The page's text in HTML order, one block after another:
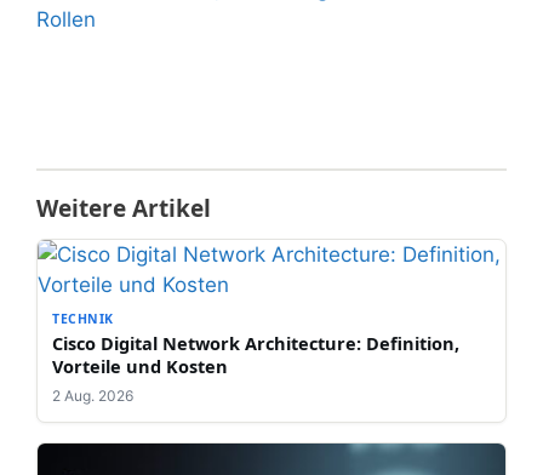
Rollen
Weitere Artikel
TECHNIK
Cisco Digital Network Architecture: Definition,
Vorteile und Kosten
2 Aug. 2026